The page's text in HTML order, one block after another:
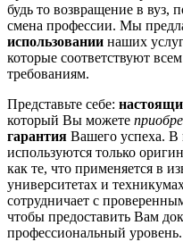
будь то возвращение в
смена профессии. Мы
использовании наших
которые соответствуют
требованиям.
Представьте себе:
который Вы можете
гарантия Вашего успеха. В
используются только
как те, что применяется в
университетах и
сотрудничает с
чтобы предоставить Вам
профессиональный уровень.